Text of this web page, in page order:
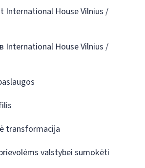
International House Vilnius /
International House Vilnius /
transformacija
valstybei sumokėti